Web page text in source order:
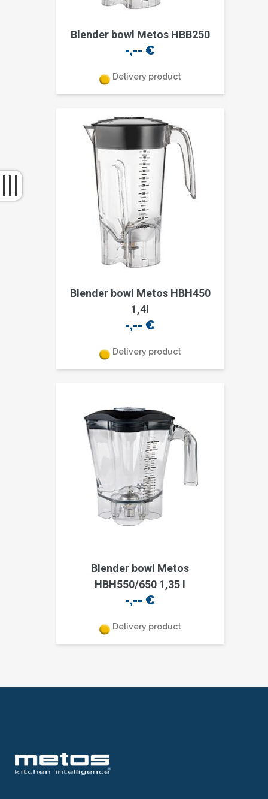
Blender bowl Metos HBB250
-,-- €
Delivery product
Blender bowl Metos HBH450
1,4l
-,-- €
Delivery product
Blender bowl Metos
HBH550/650 1,35 l
-,-- €
Delivery product